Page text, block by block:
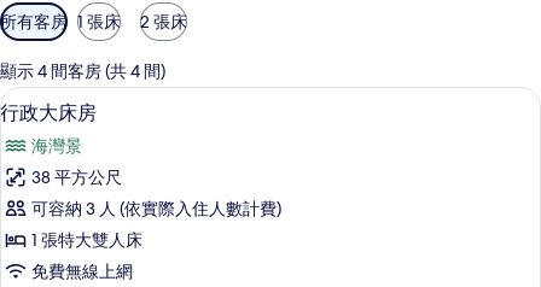
可
用
的
客
房
篩
選
條
所有客房 1 張床 2 張床
顯示 4 間客房 (共 4 間)
顯
示
行
政
大
床
行政大床房 | 免費迷你吧、客房內保
9
行政大床房
海灣景
38 平方公尺
可容納 3 人 (依實際入住人數計費)
1 張特大雙人床
免費無線上網